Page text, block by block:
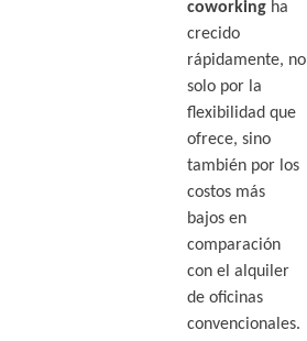
coworkingha
crecido
rápidamente, no
solo por la
flexibilidad que
ofrece, sino
también por los
costos más
bajos en
comparación
con el alquiler
de oficinas
convencionales.